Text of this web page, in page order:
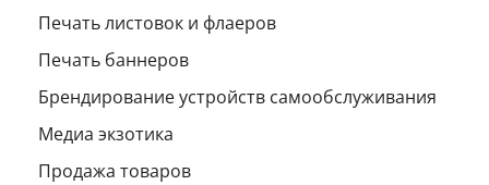
Печать листовок и флаеров
Печать баннеров
Брендирование устройств самообслуживания
Медиа экзотика
Продажа товаров